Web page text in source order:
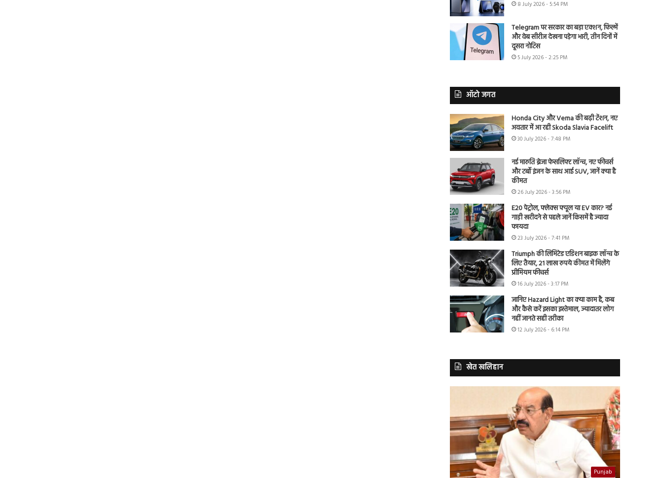
8 July 2026 - 5:54 PM
Telegram पर सरकार का बड़ा एक्शन, फिल्में
और वेब सीरीज देखना पड़ेगा भारी, तीन दिनों में
दूसरा नोटिस
5 July 2026 - 2:25 PM
ऑटो जगत
Honda City और Verna की बढ़ी टेंशन, नए
अवतार में आ रही Skoda Slavia Facelift
30 July 2026 - 7:48 PM
नई मारुति ब्रेजा फेसलिफ्ट लॉन्च, नए फीचर्स
और टर्बो इंजन के साथ आई SUV, जानें क्या है
कीमत
26 July 2026 - 3:56 PM
E20 पेट्रोल, फ्लेक्स फ्यूल या EV कार? नई
गाड़ी खरीदने से पहले जानें किसमें है ज्यादा
फायदा
23 July 2026 - 7:41 PM
Triumph की लिमिटेड एडिशन बाइक लॉन्च के
लिए तैयार, 21 लाख रुपये कीमत में मिलेंगे
प्रीमियम फीचर्स
16 July 2026 - 3:17 PM
जानिए Hazard Light का क्या काम है, कब
और कैसे करें इसका इस्तेमाल, ज्यादातर लोग
नहीं जानते सही तरीका
12 July 2026 - 6:14 PM
खेत खलिहान
Punjab